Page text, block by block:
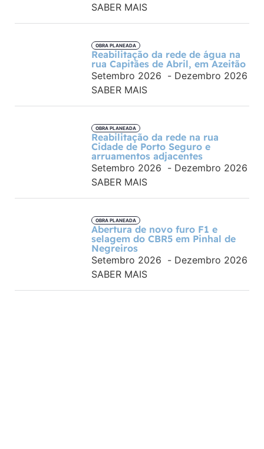
SABER MAIS
OBRA PLANEADA
Reabilitação da rede de água na
rua Capitães de Abril, em Azeitão
Setembro 2026 - Dezembro 2026
SABER MAIS
OBRA PLANEADA
Reabilitação da rede na rua
Cidade de Porto Seguro e
arruamentos adjacentes
Setembro 2026 - Dezembro 2026
SABER MAIS
OBRA PLANEADA
Abertura de novo furo F1 e
selagem do CBR5 em Pinhal de
Negreiros
Setembro 2026 - Dezembro 2026
SABER MAIS